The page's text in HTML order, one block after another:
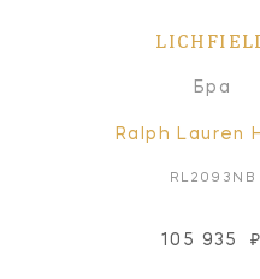
Бра
Ralph Lauren
RL2093NB
105 935 ₽